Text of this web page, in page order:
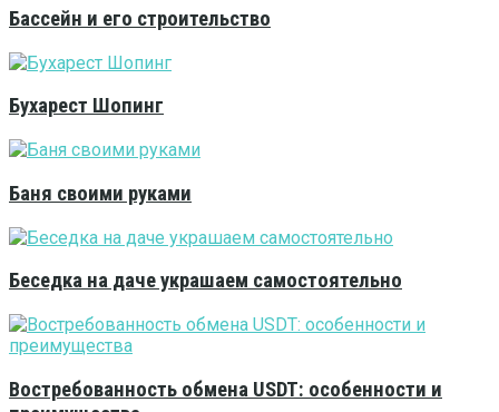
Бассейн и его строительство
Бухарест Шопинг
Баня своими руками
Беседка на даче украшаем самостоятельно
Востребованность обмена USDT: особенности и